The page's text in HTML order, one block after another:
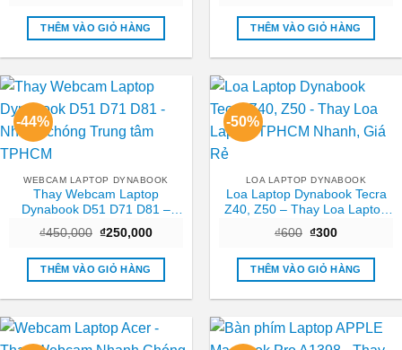
là:
₫450,000.
tại
₫250,000.
THÊM VÀO GIỎ HÀNG
là:
₫750,000.
tại
THÊM VÀO GIỎ HÀNG
-44%
WEBCAM LAPTOP DYNABOOK
Thay Webcam Laptop
Dynabook D51 D71 D81 –
TPHCM
₫450,000 Giá
là:
₫450,000.
₫250,000Giá
tại
₫250,000.
THÊM VÀO GIỎ HÀNG
-50%
LOA LAPTOP DYNABOOK
Loa Laptop Dynabook Tecra
Z40, Z50 – Thay Loa Laptop
₫600 Giá
là:
₫600.
₫300Giá
tại
là:
₫300.
THÊM VÀO GIỎ HÀNG